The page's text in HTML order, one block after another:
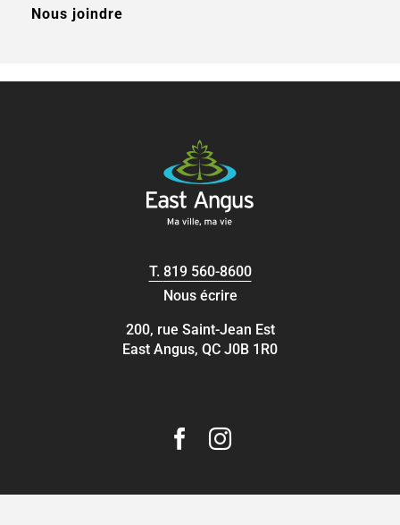
Nous joindre
T. 819 560-8600
Nous écrire
200, rue Saint-Jean Est
East Angus, QC J0B 1R0